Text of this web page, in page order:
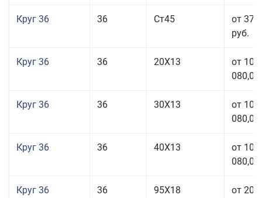
Круг 36 36 Ст45
от 37
руб.
Круг 36 36 20Х13
от 101
080,00
Круг 36 36 30Х13
от 101
080,00
Круг 36 36 40Х13
от 101
080,00
Круг 36 36 95Х18
от 208